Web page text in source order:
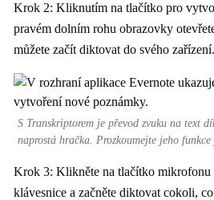
Krok 2: Kliknutím na tlačítko pro
pravém dolním rohu obrazovky
můžete začít diktovat do svého zařízení.
S Transkriptorem je převod zvuku na text
naprostá hračka. Prozkoumejte jeho funkce
Krok 3: Klikněte na tlačítko mikrofonu
klávesnice a začněte diktovat cokoli,